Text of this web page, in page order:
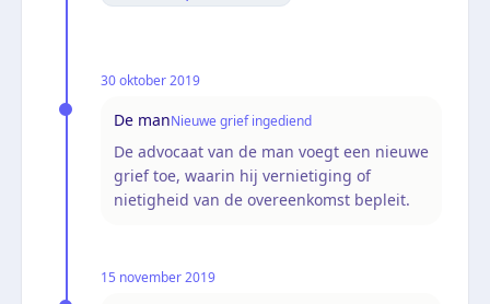
30 oktober 2019
De manNieuwe grief ingediend
De advocaat van de man voegt een nieuwe
grief toe, waarin hij vernietiging of
nietigheid van de overeenkomst bepleit.
15 november 2019